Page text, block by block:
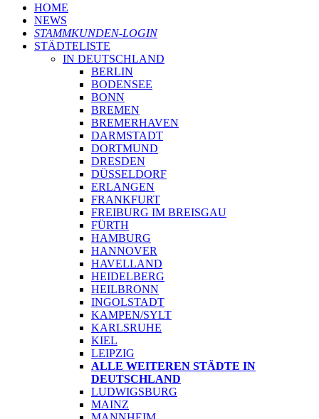
HOME
NEWS
STAMMKUNDEN-LOGIN
STÄDTELISTE
IN DEUTSCHLAND
BERLIN
BODENSEE
BONN
BREMEN
BREMERHAVEN
DARMSTADT
DORTMUND
DRESDEN
DÜSSELDORF
ERLANGEN
FRANKFURT
FREIBURG IM BREISGAU
FÜRTH
HAMBURG
HANNOVER
HAVELLAND
HEIDELBERG
HEILBRONN
INGOLSTADT
KAMPEN/SYLT
KARLSRUHE
KIEL
LEIPZIG
ALLE WEITEREN STÄDTE IN
DEUTSCHLAND
LUDWIGSBURG
MAINZ